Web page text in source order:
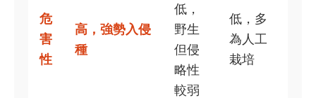
危
害
性
高，強勢入侵
種
低，
野生
但侵
略性
較弱
低，多
為人工
栽培